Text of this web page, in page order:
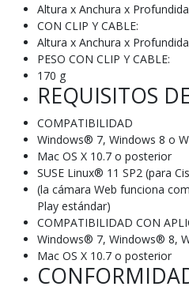
Altura x Anchura x
CON CLIP Y CABLE:
Altura x Anchura x
PESO CON CLIP Y CABLE:
170 g
REQUISITOS
COMPATIBILIDAD
Windows® 7, Windows 8 o
Mac OS X 10.7 o posterior
SUSE Linux® 11 SP2 (para
(la cámara Web funciona
Play estándar)
COMPATIBILIDAD CON
Windows® 7, Windows® 8,
Mac OS X 10.7 o posterior